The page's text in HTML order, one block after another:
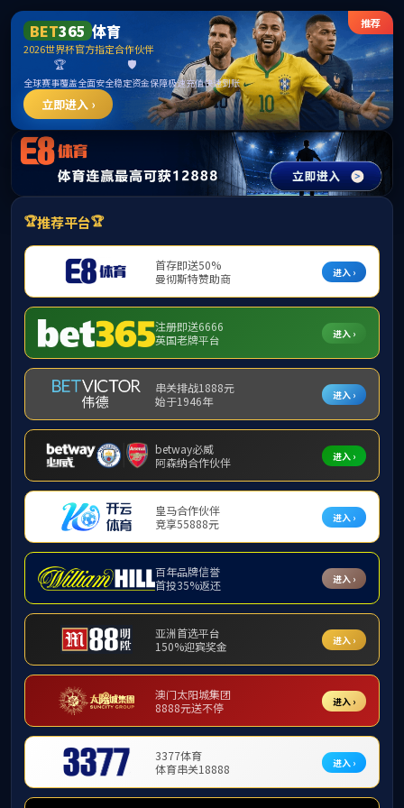
伟德国际(bevictor)官方网站-源自英国始于1946
首页 旗下产业
首页 > 研究生教育 > 表格下载
附件【 研究生学籍异动审批表（2024版
bv1946伟德教育硕士参
下一篇： bv1946伟德研究生课程